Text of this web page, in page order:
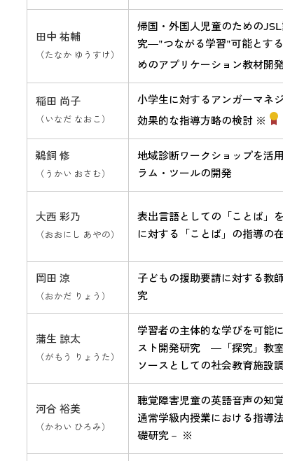
田中 祐輔
（たなか ゆうすけ）
帰国・外国人児童のための
究―"つながる学習"可能とす
めのアプリケーション教材開
稲田 尚子
（いなだ なおこ）
小学生に対するアンガーマネ
効果的な指導方略の検討 ※
鵜飼 修
（うかい おさむ）
地域診断ワークショップを活
ラム・ツールの開発
大西 彩乃
（おおにし あやの）
表出言語としての「ことば」
に対する「ことば」の指導の
岡田 涼
（おかだ りょう）
子どもの援助要請に対する教
究
蒲生 諒太
（がもう りょうた）
学習者の主体的な学びを可能
スト開発研究 ―「探究」教
ソースとしての社会教育施設
河合 裕美
（かわい ひろみ）
聴覚障害児童の英語音声の知
通常学級内授業における指導
礎研究－ ※